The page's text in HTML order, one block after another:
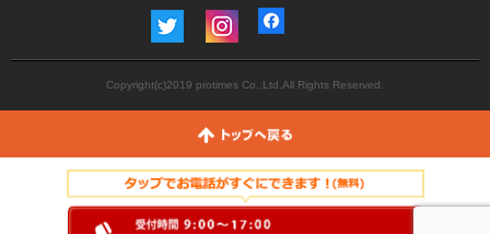
Copyright(c)2019 protimes Co.,Ltd.All Rights Reserved.